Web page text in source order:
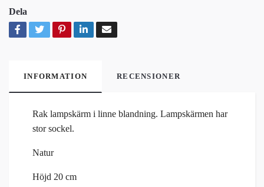
Dela
INFORMATION RECENSIONER
Rak lampskärm i linne blandning. Lampskärmen har
stor sockel.
Natur
Höjd 20 cm